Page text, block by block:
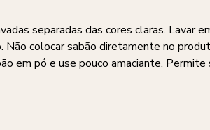
separadas das cores claras.
colocar sabão diretamente no
em pó e use pouco amaciante.